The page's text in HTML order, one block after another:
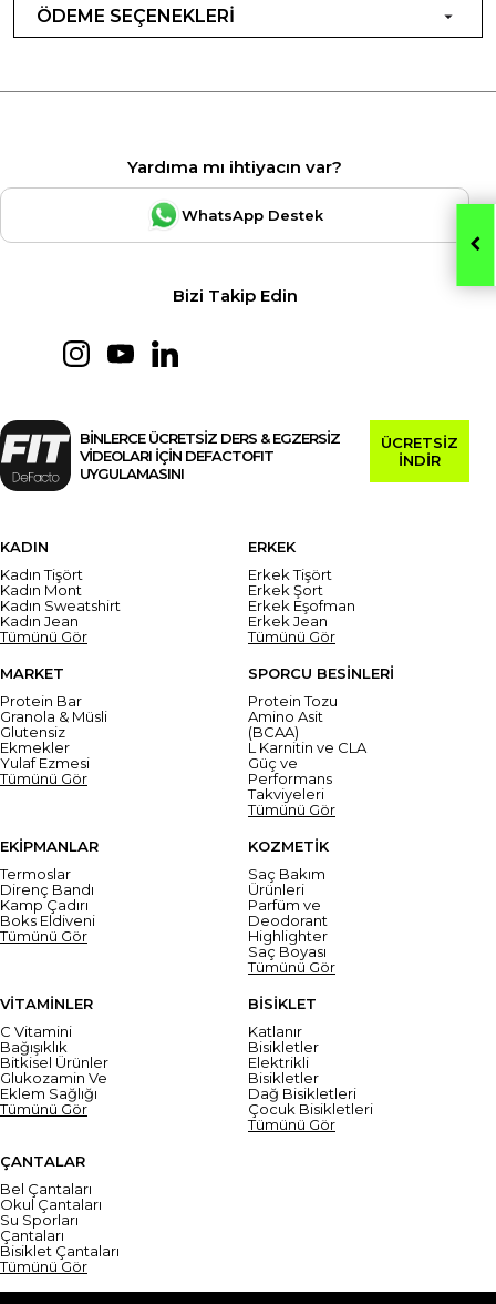
ÖDEME SEÇENEKLERİ
Yardıma mı ihtiyacın var?
WhatsApp Destek
Bizi Takip Edin
BİNLERCE ÜCRETSİZ DERS & EGZERSİZ
VİDEOLARI İÇİN DEFACTOFIT
UYGULAMASINI
ÜCRETSİZ
İNDİR
KADIN
Kadın Tişört
Kadın Mont
Kadın Sweatshirt
Kadın Jean
Tümünü Gör
ERKEK
Erkek Tişört
Erkek Şort
Erkek Eşofman
Erkek Jean
Tümünü Gör
MARKET
Protein Bar
Granola & Müsli
Glutensiz
Ekmekler
Yulaf Ezmesi
Tümünü Gör
SPORCU BESİNLERİ
Protein Tozu
Amino Asit
(BCAA)
L Karnitin ve CLA
Güç ve
Performans
Takviyeleri
Tümünü Gör
EKİPMANLAR
Termoslar
Direnç Bandı
Kamp Çadırı
Boks Eldiveni
Tümünü Gör
KOZMETİK
Saç Bakım
Ürünleri
Parfüm ve
Deodorant
Highlighter
Saç Boyası
Tümünü Gör
VİTAMİNLER
C Vitamini
Bağışıklık
Bitkisel Ürünler
Glukozamin Ve
Eklem Sağlığı
Tümünü Gör
BİSİKLET
Katlanır
Bisikletler
Elektrikli
Bisikletler
Dağ Bisikletleri
Çocuk Bisikletleri
Tümünü Gör
ÇANTALAR
Bel Çantaları
Okul Çantaları
Su Sporları
Çantaları
Bisiklet Çantaları
Tümünü Gör